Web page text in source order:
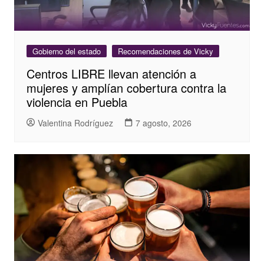
Gobierno del estado Recomendaciones de Vicky
Centros LIBRE llevan atención a
mujeres y amplían cobertura contra la
violencia en Puebla
Valentina Rodríguez 7 agosto, 2026